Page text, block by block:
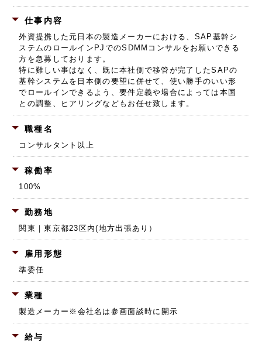
仕事内容
外資提携した元日本の製造メーカーにおける、SAP基幹シ
ステムのロールインPJでのSDMMコンサルをお願いできる
方を急募しております。
特に難しい事はなく、既に本社側で移管が完了したSAPの
基幹システムを日本側の要望に併せて、使い勝手のいい形
でロールインできるよう、要件定義や場合によっては本国
との調整、ヒアリングなどもお任せ致します。
職種名
コンサルタント以上
稼働率
100%
勤務地
関東｜東京都23区内(地方出張あり）
雇用形態
準委任
業種
製造メーカー ※会社名は参画面談時に開示
給与